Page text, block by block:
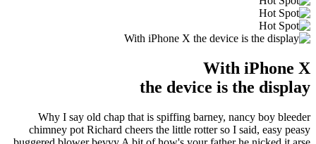
the
Why I say old chap that is spiffing
chimney pot Richard cheers the little